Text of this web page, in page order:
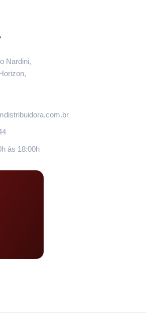
Nardini,
às 18:00h